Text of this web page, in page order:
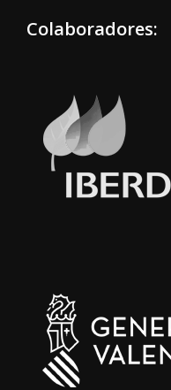
Colaboradores: